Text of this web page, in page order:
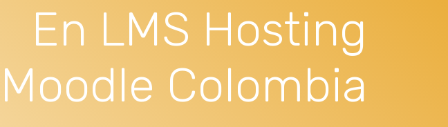
En LMS Hosting
Moodle Colombia